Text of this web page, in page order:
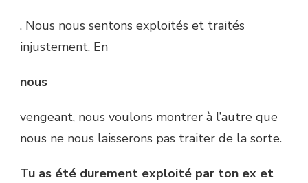
. Nous nous sentons exploités et traités
injustement. En
nous
vengeant, nous voulons montrer à l’autre que
nous ne nous laisserons pas traiter de la sorte.
Tu as été durement exploité par ton ex et